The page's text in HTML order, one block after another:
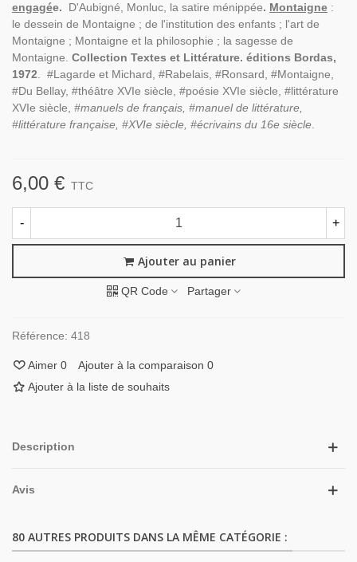
engagée. D'Aubigné, Monluc, la satire ménippée. Montaigne :
le dessein de Montaigne ; de l'institution des enfants ; l'art de
Montaigne ; Montaigne et la philosophie ; la sagesse de
Montaigne. Collection Textes et Littérature. éditions Bordas,
1972 . #Lagarde et Michard, #Rabelais, #Ronsard, #Montaigne,
#Du Bellay, #théâtre XVIe siècle, #poésie XVIe siècle, #littérature
XVIe siècle, #manuels de français, #manuel de littérature,
#littérature française, #XVIe siècle, #écrivains du 16e siècle
6,00 € TTC
- +
Ajouter au panier
QR Code Partager
Référence: 418
Aimer 0 Ajouter à la comparaison 0
Ajouter à la liste de souhaits
Description
Avis
80 AUTRES PRODUITS DANS LA MÊME CATÉGORIE :